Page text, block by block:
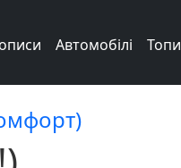
Автомобілі Топи